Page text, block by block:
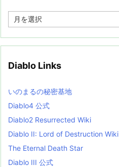
e
i
s
t
Diablo Links
いのまるの秘密基地
Diablo4 公式
Diablo2 Resurrected Wiki
Diablo II: Lord of Destruction Wiki
The Eternal Death Star
Diablo III 公式